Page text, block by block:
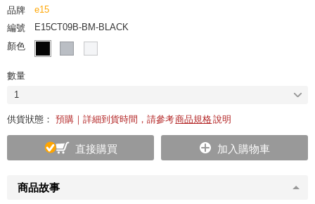
商品故事
品牌
e15
編號
E15CT09B-BM-BLACK
顏色
數量
1
供貨狀態： 預購｜詳細到貨時間，請參考商品規格說明
直接購買 加入購物車